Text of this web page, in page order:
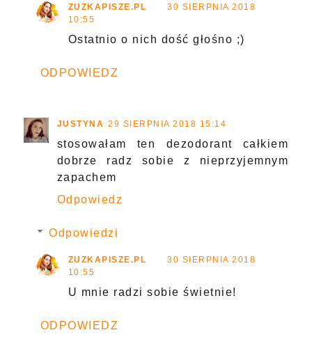
ZUZKAPISZE.PL
30 SIERPNIA 2018
10:55
Ostatnio o nich dość głośno ;)
ODPOWIEDZ
JUSTYNA 29 SIERPNIA 2018 15:14
stosowałam ten dezodorant całkiem
dobrze radz sobie z nieprzyjemnym
zapachem
Odpowiedz
Odpowiedzi
ZUZKAPISZE.PL
30 SIERPNIA 2018
10:55
U mnie radzi sobie świetnie!
ODPOWIEDZ